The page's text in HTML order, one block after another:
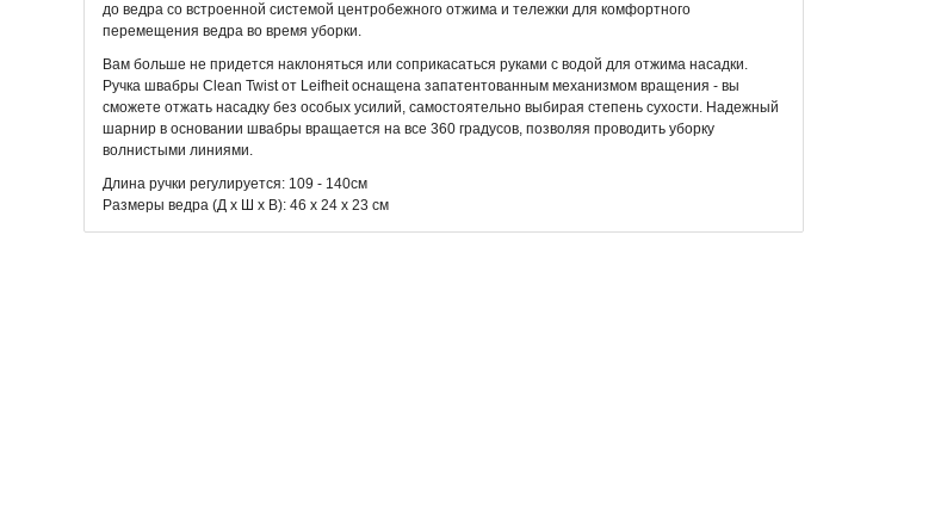
до ведра со встроенной системой центробежного отжима и тележки для комфортного
перемещения ведра во время уборки.
Вам больше не придется наклоняться или соприкасаться руками с водой для отжима насадки.
Ручка швабры Clean Twist от Leifheit оснащена запатентованным механизмом вращения - вы
сможете отжать насадку без особых усилий, самостоятельно выбирая степень сухости. Надежный
шарнир в основании швабры вращается на все 360 градусов, позволяя проводить уборку
волнистыми линиями.
Длина ручки регулируется: 109 - 140см
Размеры ведра (Д x Ш x В): 46 x 24 x 23 см